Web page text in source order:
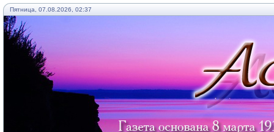
Пятница, 07.08.2026, 02:37